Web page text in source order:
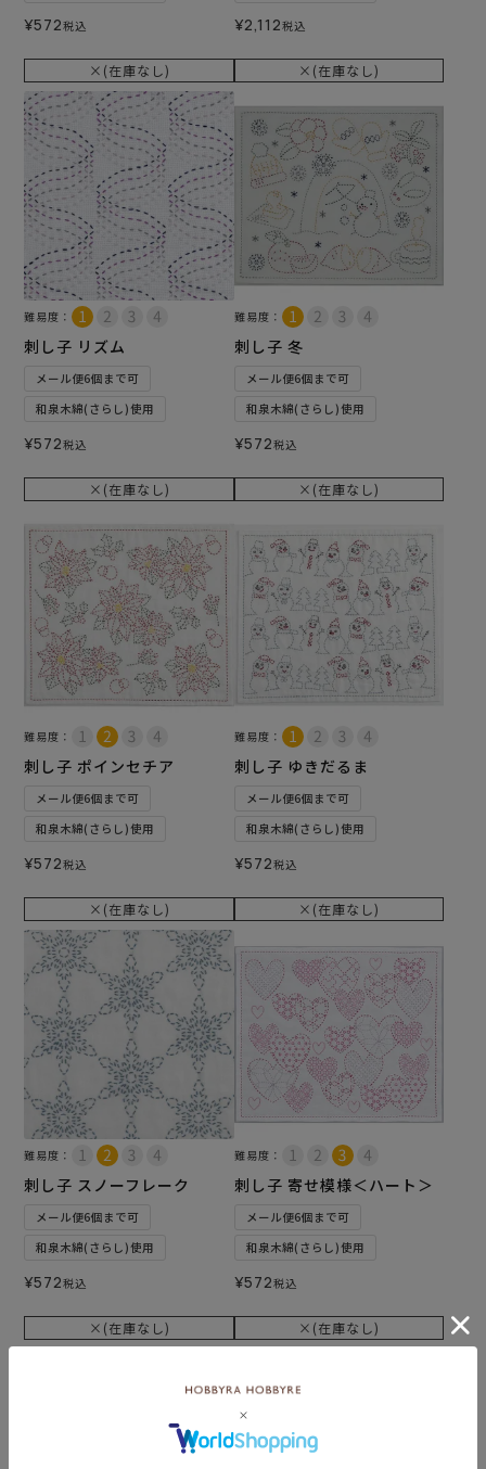
¥572税込
×(在庫なし)
¥2,112税込
×(在庫なし)
難易度：
刺し子 リズム
メール便6個まで可
和泉木綿(さらし)使用
¥572税込
×(在庫なし)
難易度：
刺し子 冬
メール便6個まで可
和泉木綿(さらし)使用
¥572税込
×(在庫なし)
難易度：
刺し子 ポインセチア
メール便6個まで可
和泉木綿(さらし)使用
¥572税込
×(在庫なし)
難易度：
刺し子 ゆきだるま
メール便6個まで可
和泉木綿(さらし)使用
¥572税込
×(在庫なし)
難易度：
刺し子 スノーフレーク
メール便6個まで可
和泉木綿(さらし)使用
¥572税込
×(在庫なし)
難易度：
刺し子 寄せ模様＜ハート＞
メール便6個まで可
和泉木綿(さらし)使用
¥572税込
×(在庫なし)